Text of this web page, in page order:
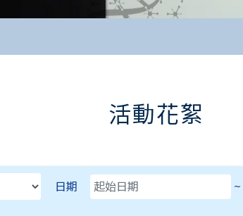
活動花絮
日期 ~
直接鍵盤輸入日期。